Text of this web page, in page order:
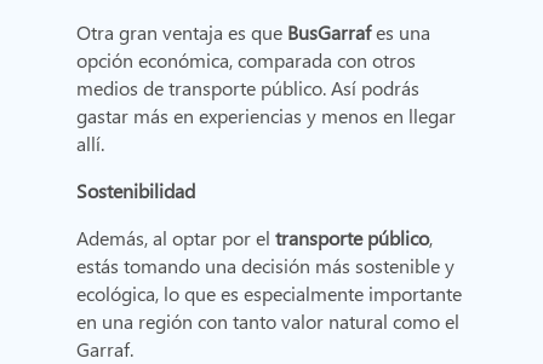
Otra gran ventaja es que BusGarrafes una
opción económica, comparada con otros
medios de transporte público. Así podrás
gastar más en experiencias y menos en llegar
allí.
Sostenibilidad
Además, al optar por eltransporte público,
estás tomando una decisión más sostenible y
ecológica, lo que es especialmente importante
en una región con tanto valor natural como el
Garraf.